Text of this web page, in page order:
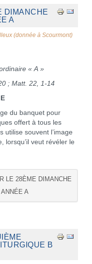
DIMANCHE
A
(donnée à Scourmont)
« A »
; Matt. 22, 1-14
du banquet pour
offert à tous les
utilise souvent l’image
lorsqu’il veut révéler le
LE 28ÈME DIMANCHE
A
B